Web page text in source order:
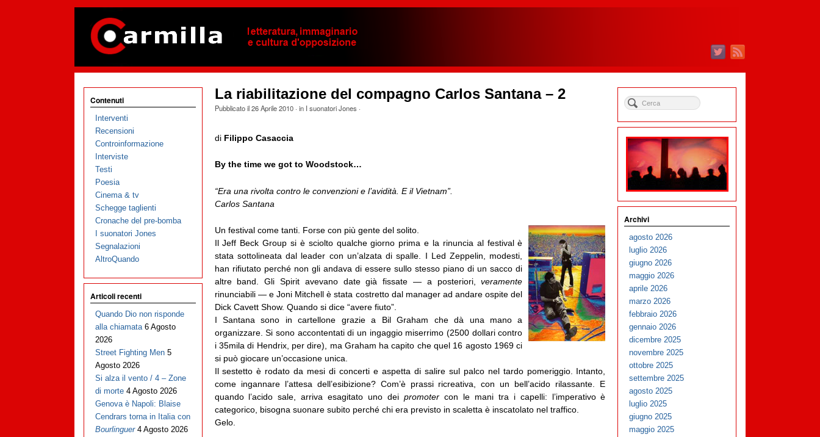
La riabilitazione del compagno Carlos Santana – 2
Pubblicato il26 Aprile 2010· in I suonatori Jones ·
di Filippo Casaccia
By the time we got to Woodstock…
“Era una rivolta contro le convenzioni e l’avidità. E il Vietnam”.
Carlos Santana
Un festival come tanti. Forse con più gente del solito.
Il Jeff Beck Group si è sciolto qualche giorno prima e la rinuncia al festival è
stata sottolineata dal leader con un’alzata di spalle. I Led Zeppelin, modesti,
han rifiutato perché non gli andava di essere sullo stesso piano di un sacco di
altre band. Gli Spirit avevano date già fissate — a posteriori,veramente
rinunciabili — e Joni Mitchell è stata costretto dal manager ad andare ospite del
Dick Cavett Show. Quando si dice “avere fiuto”.
I Santana sono in cartellone grazie a Bil Graham che dà una mano a
organizzare. Si sono accontentati di un ingaggio miserrimo (2500 dollari contro
i 35mila di Hendrix, per dire), ma Graham ha capito che quel 16 agosto 1969 ci
si può giocare un’occasione unica.
Il sestetto è rodato da mesi di concerti e aspetta di salire sul palco nel tardo pomeriggio. Intanto,
come ingannare l’attesa dell’esibizione? Com’è prassi ricreativa, con un bell’acido rilassante. E
quando l’acido sale, arriva esagitato uno deipromoter con le mani tra i capelli: l’imperativo è
categorico, bisogna suonare subito perché chi era previsto in scaletta è inscatolato nel traffico.
Gelo.
Contenuti
Interventi
Recensioni
Controinformazione
Interviste
Testi
Poesia
Cinema & tv
Schegge taglienti
Cronache del pre-bomba
I suonatori Jones
Segnalazioni
AltroQuando
Articoli recenti
Quando Dio non risponde
alla chiamata 6 Agosto
2026
Street Fighting Men 5
Agosto 2026
Si alza il vento / 4 – Zone
di morte 4 Agosto 2026
Genova è Napoli: Blaise
Cendrars torna in Italia con
Bourlinguer 4 Agosto 2026
Archivi
agosto 2026
luglio 2026
giugno 2026
maggio 2026
aprile 2026
marzo 2026
febbraio 2026
gennaio 2026
dicembre 2025
novembre 2025
ottobre 2025
settembre 2025
agosto 2025
luglio 2025
giugno 2025
maggio 2025